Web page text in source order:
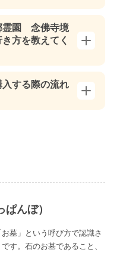
霊園 念佛寺境
方を教えてく
入する際の流れ
んぼ）
墓」という呼び方で認識さ
す。石のお墓であること、